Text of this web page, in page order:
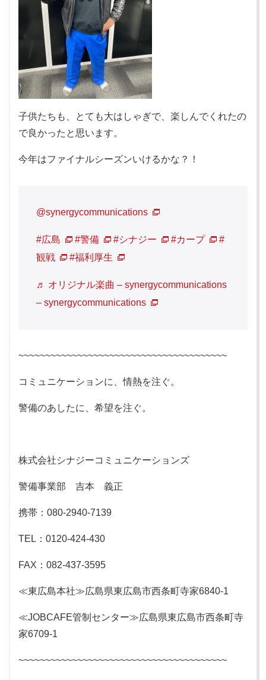
子供たちも、とても大はしゃぎで、楽しんでくれたの
で良かったと思います。
今年はファイナルシーズンいけるかな？！
@synergycommunications
#広島 #警備 #シナジー #カープ
#
観戦
#福利厚生
♬ オリジナル楽曲 – synergycommunications
– synergycommunications
~~~~~~~~~~~~~~~~~~~~~~~~~~~~~~~~~~~~~~~
コミュニケーションに、情熱を注ぐ。
警備のあしたに、希望を注ぐ。
株式会社シナジーコミュニケーションズ
警備事業部 吉本 義正
携帯：080-2940-7139
TEL：0120-424-430
FAX：082-437-3595
≪東広島本社≫広島県東広島市西条町寺家6840-1
≪JOBCAFE管制センター≫広島県東広島市西条町寺
家6709-1
~~~~~~~~~~~~~~~~~~~~~~~~~~~~~~~~~~~~~~~